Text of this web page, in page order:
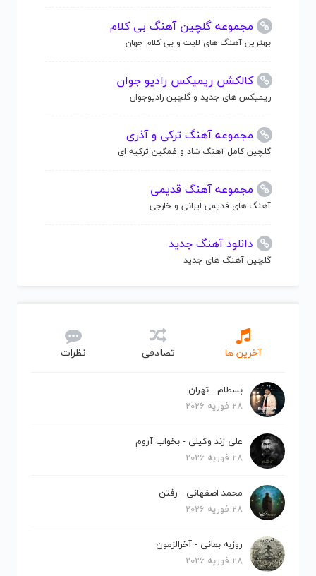
مجموعه گلچین آهنگ بی کلام
بهترین آهنگ های لایت و بی کلام جهان
کالکشن ریمیکس رادیو جوان
ریمیکس های جدید و گلچین رادیوجوان
مجموعه آهنگ ترکی و آذری
گلچین کامل آهنگ شاد و غمگین ترکیه ای
مجموعه آهنگ قدیمی
آهنگ های قدیمی ایرانی و خارجی
دانلود آهنگ جدید
گلچین آهنگ های جدید
آخرین ها تصادفی نظرات
بسطام - تهران
28 فوریه 2026
علی زند وکیلی - بخواب آروم
28 فوریه 2026
محمد اصفهانی - رفتن
28 فوریه 2026
روزبه بمانی - آخرالزمون
28 فوریه 2026